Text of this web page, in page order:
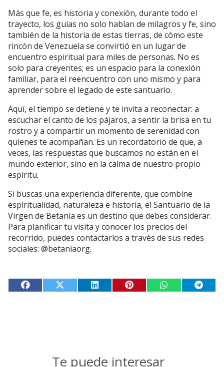
Más que fe, es historia y conexión, durante todo el
trayecto, los guías no solo hablan de milagros y fe, sino
también de la historia de estas tierras, de cómo este
rincón de Venezuela se convirtió en un lugar de
encuentro espiritual para miles de personas. No es
solo para creyentes; es un espacio para la conexión
familiar, para el reencuentro con uno mismo y para
aprender sobre el legado de este santuario.
Aquí, el tiempo se detiene y te invita a reconectar: a
escuchar el canto de los pájaros, a sentir la brisa en tu
rostro y a compartir un momento de serenidad con
quienes te acompañan. Es un recordatorio de que, a
veces, las respuestas que buscamos no están en el
mundo exterior, sino en la calma de nuestro propio
espíritu.
Si buscas una experiencia diferente, que combine
espiritualidad, naturaleza e historia, el Santuario de la
Virgen de Betania es un destino que debes considerar.
Para planificar tu visita y conocer los precios del
recorrido, puedes contactarlos a través de sus redes
sociales: @betaniaorg.
Te puede interesar